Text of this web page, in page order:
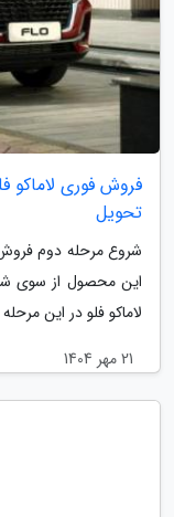
فروش فوری لاماکو
تحویل
شروع مرحله دوم فروش
این محصول از سوی
لاماکو فلو در این
21 مهر 1404